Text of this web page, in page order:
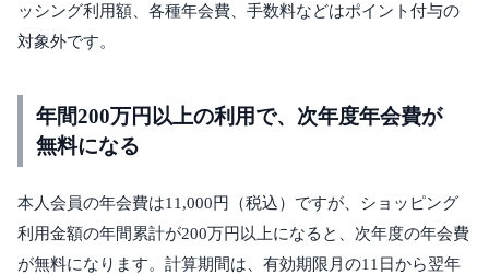
ッシング利用額、各種年会費、手数料などはポイント付与の
対象外です。
年間200万円以上の利用で、次年度年会費が
無料になる
本人会員の年会費は11,000円（税込）ですが、ショッピング
利用金額の年間累計が200万円以上になると、次年度の年会費
が無料になります。計算期間は、有効期限月の11日から翌年